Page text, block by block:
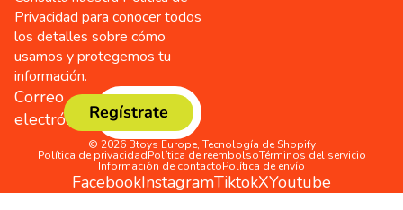
Privacidad para conocer todos
los detalles sobre cómo
usamos y protegemos tu
información.
Correo
electrónicoRegístrate
© 2026 Btoys Europe, Tecnología de Shopify
Política de privacidadPolítica de reembolsoTérminos del servicio
Información de contactoPolítica de envío
FacebookInstagramTiktokXYoutube